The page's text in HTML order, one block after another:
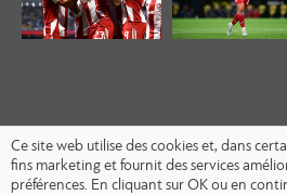
Ce site web utilise des cookies et, dans
fins marketing et fournit des services
préférences. En cliquant sur OK ou en